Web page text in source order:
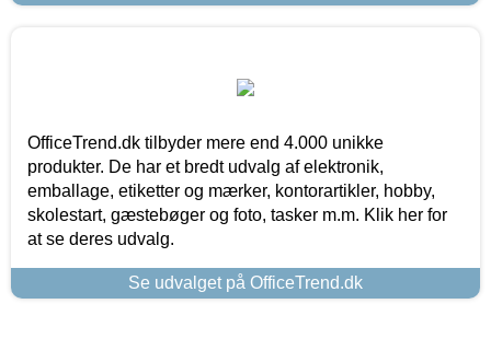
OfficeTrend.dk tilbyder mere end 4.000 unikke
produkter. De har et bredt udvalg af elektronik,
emballage, etiketter og mærker, kontorartikler, hobby,
skolestart, gæstebøger og foto, tasker m.m. Klik her for
at se deres udvalg.
Se udvalget på OfficeTrend.dk